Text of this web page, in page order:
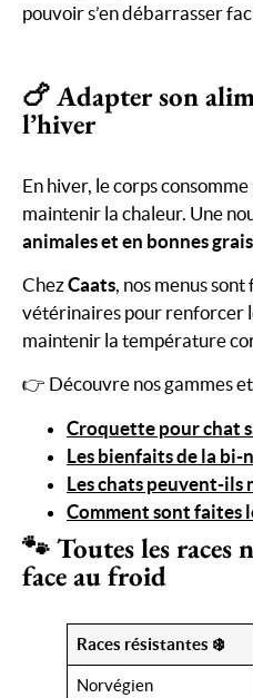
pouvoir s’en débarrasser
🍗 Adapter son
l’hiver
En hiver, le corps
maintenir la chaleur. Une
animales et en bonnes
ChezCaats, nos menus
vétérinaires pour renforcer
maintenir la température
👉 Découvre nos gammes et
Croquette pour chat
Les bienfaits de la
Les chats peuvent-ils
Comment sont faites
🐾 Toutes les races
face au froid
Races résistantes ❄️
Norvégien